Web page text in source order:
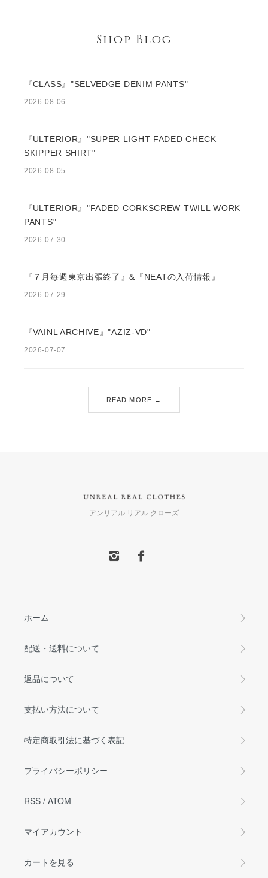
Shop Blog
『CLASS』"SELVEDGE DENIM PANTS"
2026-08-06
『ULTERIOR』"SUPER LIGHT FADED CHECK
SKIPPER SHIRT"
2026-08-05
『ULTERIOR』"FADED CORKSCREW TWILL WORK
PANTS"
2026-07-30
『７月毎週東京出張終了』&『NEATの入荷情報』
2026-07-29
『VAINL ARCHIVE』"AZIZ-VD"
2026-07-07
READ MORE →
アンリアル リアル クローズ
ホーム
配送・送料について
返品について
支払い方法について
特定商取引法に基づく表記
プライバシーポリシー
RSS / ATOM
マイアカウント
カートを見る